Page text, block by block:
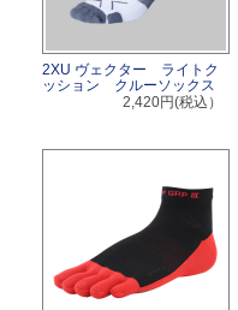
2XU ヴェクター ライトク
ッション クルーソックス
2,420円(税込）